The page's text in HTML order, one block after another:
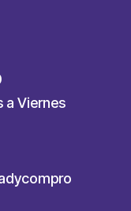
a Viernes